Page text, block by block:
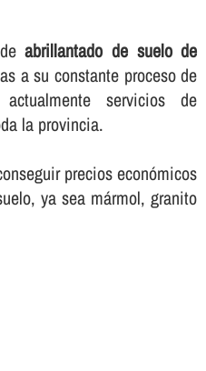
deabrillantado de suelo de
a su constante proceso de
servicios de
la provincia.
precios económicos
ya sea mármol, granito